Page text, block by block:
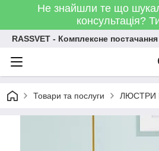
Не знайшли те що
консультація?
RASSVET - Комплексне
Товари та послуги ЛЮСТРИ